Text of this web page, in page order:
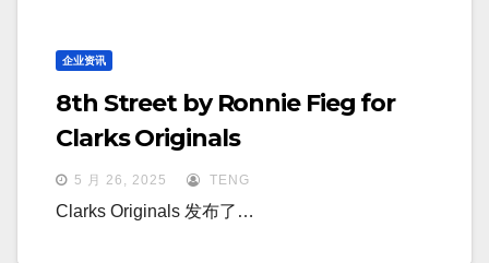
企业资讯
8th Street by Ronnie Fieg for
Clarks Originals
5 月 26, 2025 TENG
Clarks Originals 发布了…